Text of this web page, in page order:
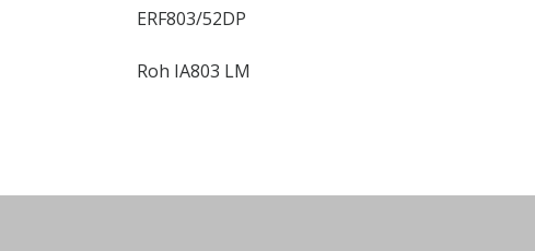
ERF803/52DP
Roh IA803 LM